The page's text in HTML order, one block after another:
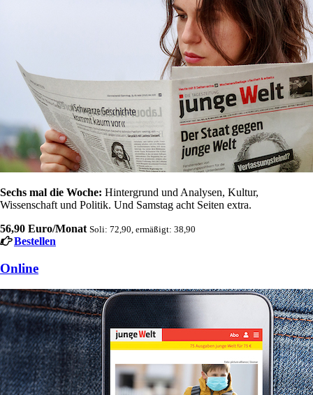
Sechs mal die Woche: Hintergrund und Analysen, Kultur,
Wissenschaft und Politik. Und Samstag acht Seiten extra.
56,90 Euro/Monat Soli: 72,90, ermäßigt: 38,90
Bestellen
Online